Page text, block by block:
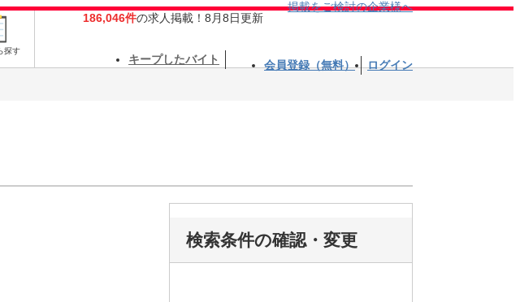
探す
186,046件の求人掲載！8月8日更新
掲載をご検討の企業様へ
キープしたバイト 会員登録（無料） ログイン
検索条件の確認・変更